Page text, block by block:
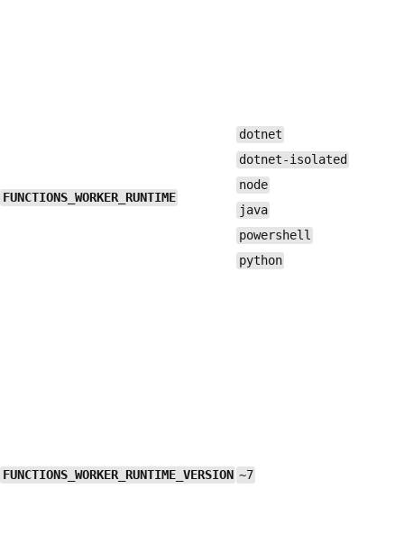
FUNCTIONS_WORKER_RUNTIME
dotnet
dotnet-isolated
node
java
powershell
python
FUNCTIONS_WORKER_RUNTIME_VERSION ~7